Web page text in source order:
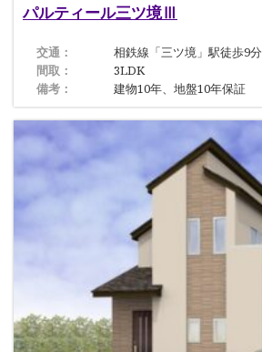
パルティール三ツ境Ⅲ
交通：
相鉄線「三ツ境」駅徒歩9分
間取：
3LDK
備考：
建物10年、地盤10年保証